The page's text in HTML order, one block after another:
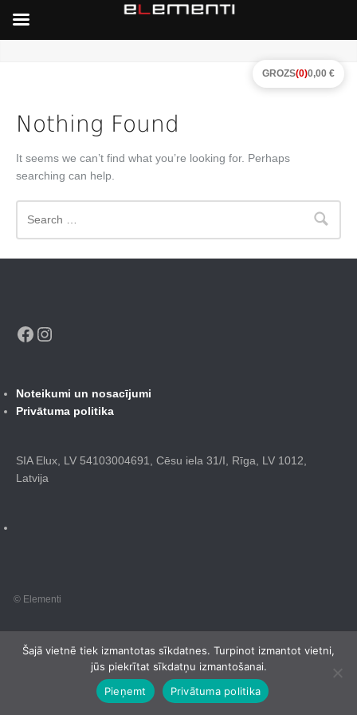
Nothing Found
It seems we can’t find what you’re looking for. Perhaps
searching can help.
Facebook
Noteikumi un nosacījumi
Privātuma politika
SIA Elux, LV 54103004691, Cēsu iela 31/I, Rīga, LV 1012,
Latvija
© Elementi
Šajā vietnē tiek izmantotas sīkdatnes. Turpinot izmantot vietni,
jūs piekrītat sīkdatņu izmantošanai.
Pieņemt
Privātuma politika
GROZS(0)0,00 €